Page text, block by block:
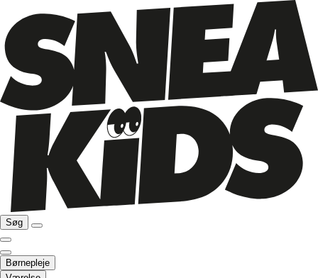
Søg
Børnepleje